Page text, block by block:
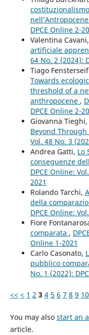
nell’Antropocene
DPCE Online 2-
Valentina Cavani,
artificiale
64 No. 2 (2024):
Tiago
Towards
threshold of a
anthropocene ,
DPCE Online 2-
Giovanna Tieghi,
Beyond
Vol. 48 No. 3
Andrea Gatti, Lo
conseguenze
DPCE Online:
2021
Rolando Tarchi,
della
DPCE Online:
Fiore
comparata ,
Online 1-2021
Carlo Casonato,
pubblico
No. 1 (2022):
<< < 1 2 3 4 5 6 7 8 9 10
You may also start an
article.